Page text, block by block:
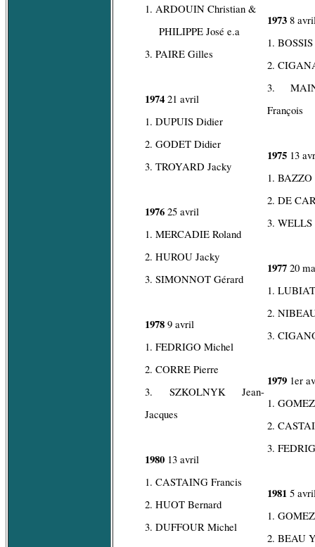
1. ARDOUIN Christian &
PHILIPPE José e.a
3. PAIRE Gilles
1974 21 avril
1. DUPUIS Didier
2. GODET Didier
3. TROYARD Jacky
1976 25 avril
1. MERCADIE Roland
2. HUROU Jacky
3. SIMONNOT Gérard
1978 9 avril
1. FEDRIGO Michel
2. CORRE Pierre
3. SZKOLNYK Jean-
Jacques
1980 13 avril
1. CASTAING Francis
2. HUOT Bernard
3. DUFFOUR Michel
1973 8
1.
2.
3.
François
1975 13
1. BAZZO
2. DE
3.
1977 20
1.
2.
3.
1979 1er
1.
2.
3.
1981 5
1.
2. BEAU